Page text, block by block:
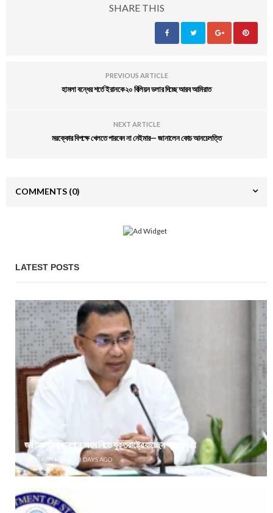
SHARE THIS
PREVIOUS ARTICLE
হামলা বন্ধের শর্তে ইরানকে ২০ বিলিয়ন ডলার দিচ্ছে আরব আমিরাত
NEXT ARTICLE
মরক্কোর বিপক্ষে খেলতে পারবেন না নেইমার— জানালেন কোচ আনচেলত্তি
COMMENTS (0)
LATEST POSTS
জাতিসংঘ অধিবেশনে অংশ নিতে যুক্তরাষ্ট্রে যাচ্ছেন প্রধানমন্ত্রী
PROBASH MELA 3 DAYS AGO